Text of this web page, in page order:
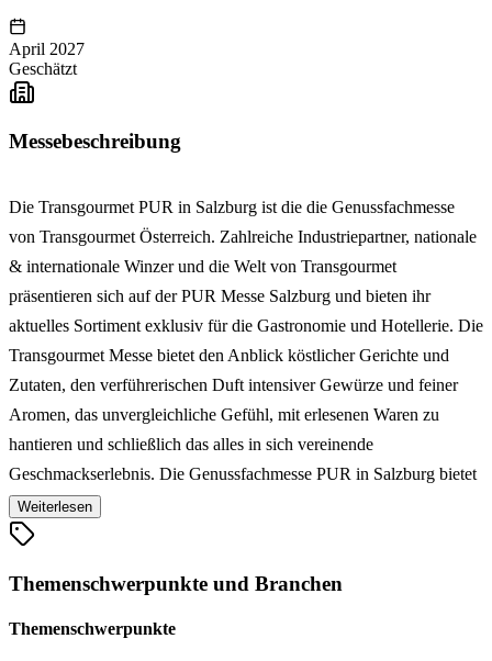
April 2027
Geschätzt
Messebeschreibung
Die Transgourmet PUR in Salzburg ist die die Genussfachmesse
von Transgourmet Österreich. Zahlreiche Industriepartner, nationale
& internationale Winzer und die Welt von Transgourmet
präsentieren sich auf der PUR Messe Salzburg und bieten ihr
aktuelles Sortiment exklusiv für die Gastronomie und Hotellerie. Die
Transgourmet Messe bietet den Anblick köstlicher Gerichte und
Zutaten, den verführerischen Duft intensiver Gewürze und feiner
Aromen, das unvergleichliche Gefühl, mit erlesenen Waren zu
hantieren und schließlich das alles in sich vereinende
Geschmackserlebnis. Die Genussfachmesse PUR in Salzburg bietet
die Gesamtwelt von Transgourmet Österreich an einem Ort und eine
Genuss-Welt für alle Sinne.
Weiterlesen
Themenschwerpunkte und Branchen
Themenschwerpunkte